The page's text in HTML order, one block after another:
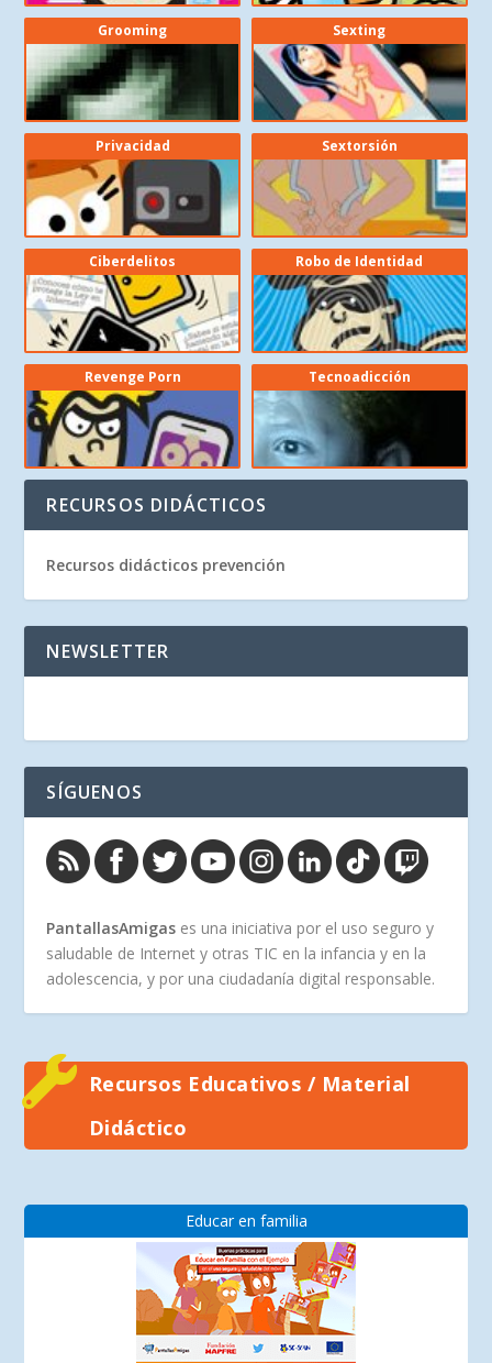
Grooming Sexting
Privacidad Sextorsión
Ciberdelitos Robo de Identidad
Revenge Porn Tecnoadicción
RECURSOS DIDÁCTICOS
Recursos didácticos prevención
NEWSLETTER
SÍGUENOS
PantallasAmigas es una iniciativa por el uso seguro y
saludable de Internet y otras TIC en la infancia y en la
adolescencia, y por una ciudadanía digital responsable.
Recursos Educativos / Material
Didáctico
Educar en familia